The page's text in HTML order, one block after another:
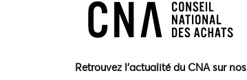
Retrouvez l'actualité du CNA sur nos